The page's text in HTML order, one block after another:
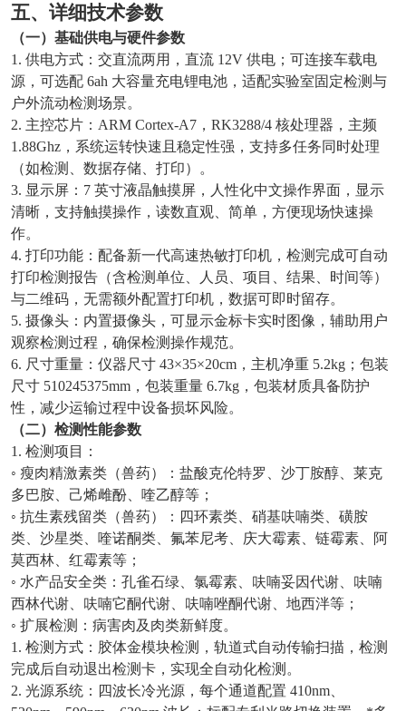
五、详细技术参数
（一）基础供电与硬件参数
1. 供电方式：交直流两用，直流 12V 供电；可连接车载电
源，可选配 6ah 大容量充电锂电池，适配实验室固定检测与
户外流动检测场景。
2. 主控芯片：ARM Cortex-A7，RK3288/4 核处理器，主频
1.88Ghz，系统运转快速且稳定性强，支持多任务同时处理
（如检测、数据存储、打印）。
3. 显示屏：7 英寸液晶触摸屏，人性化中文操作界面，显示
清晰，支持触摸操作，读数直观、简单，方便现场快速操
作。
4. 打印功能：配备新一代高速热敏打印机，检测完成可自动
打印检测报告（含检测单位、人员、项目、结果、时间等）
与二维码，无需额外配置打印机，数据可即时留存。
5. 摄像头：内置摄像头，可显示金标卡实时图像，辅助用户
观察检测过程，确保检测操作规范。
6. 尺寸重量：仪器尺寸 43×35×20cm，主机净重 5.2kg；包装
尺寸 510245375mm，包装重量 6.7kg，包装材质具备防护
性，减少运输过程中设备损坏风险。
（二）检测性能参数
1. 检测项目：
◦ 瘦肉精激素类（兽药）：盐酸克伦特罗、沙丁胺醇、莱克
多巴胺、己烯雌酚、喹乙醇等；
◦ 抗生素残留类（兽药）：四环素类、硝基呋喃类、磺胺
类、沙星类、喹诺酮类、氟苯尼考、庆大霉素、链霉素、阿
莫西林、红霉素等；
◦ 水产品安全类：孔雀石绿、氯霉素、呋喃妥因代谢、呋喃
西林代谢、呋喃它酮代谢、呋喃唑酮代谢、地西泮等；
◦ 扩展检测：病害肉及肉类新鲜度。
1. 检测方式：胶体金模块检测，轨道式自动传输扫描，检测
完成后自动退出检测卡，实现全自动化检测。
2. 光源系统：四波长冷光源，每个通道配置 410nm、